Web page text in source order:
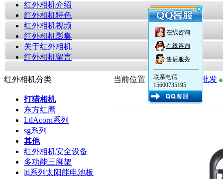
红外相机介绍
红外相机特色
红外相机视频
红外相机影集
关于红外相机
红外相机留言
红外相机分类
打猎相机
东方红鹰
LtlAcorn系列
sg系列
其他
红外相机安全设备
多功能三脚架
ltl系列太阳能电池板
当前位置： 红外感应相机批发
在线咨询
在线咨询
售后服务
联系电话
15600735195